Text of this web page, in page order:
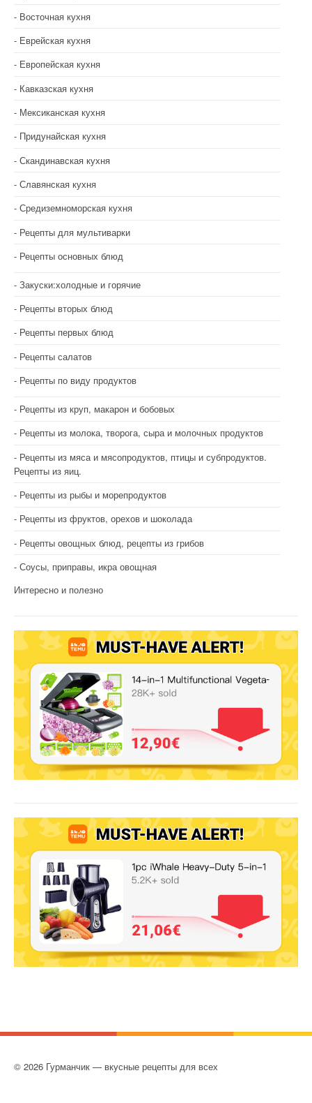
Восточная кухня
Еврейская кухня
Европейская кухня
Кавказская кухня
Мексиканская кухня
Придунайская кухня
Скандинавская кухня
Славянская кухня
Средиземноморская кухня
Рецепты для мультиварки
Рецепты основных блюд
Закуски:холодные и горячие
Рецепты вторых блюд
Рецепты первых блюд
Рецепты салатов
Рецепты по виду продуктов
Рецепты из круп, макарон и бобовых
Рецепты из молока, творога, сыра и молочных продуктов
Рецепты из мяса и мясопродуктов, птицы и субпродуктов.
Рецепты из яиц.
Рецепты из рыбы и морепродуктов
Рецепты из фруктов, орехов и шоколада
Рецепты овощных блюд, рецепты из грибов
Соусы, приправы, икра овощная
Интересно и полезно
© 2026 Гурманчик — вкусные рецепты для всех